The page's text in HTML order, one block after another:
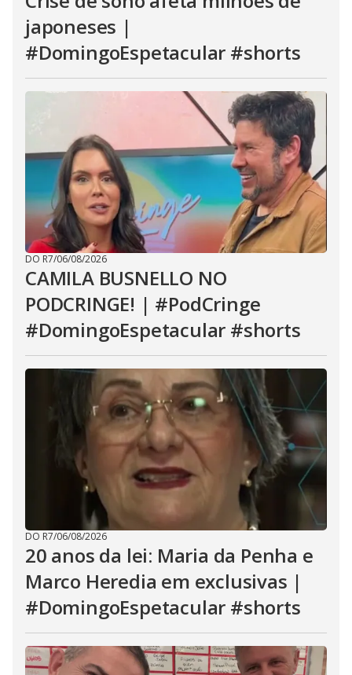
japoneses |
#DomingoEspetacular #shorts
DO R7/06/08/2026
CAMILA BUSNELLO NO
PODCRINGE! | #PodCringe
#DomingoEspetacular #shorts
DO R7/06/08/2026
20 anos da lei: Maria da Penha e
Marco Heredia em exclusivas |
#DomingoEspetacular #shorts